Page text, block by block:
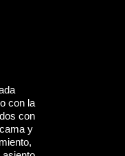
con la
con
y